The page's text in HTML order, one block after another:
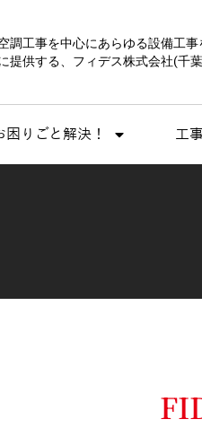
調工事を中心にあらゆる設備工事
提供する、フィデス株式会社(千
困りごと解決！ 工